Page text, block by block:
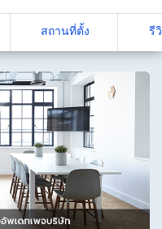
สถานที่ตั้ง รี